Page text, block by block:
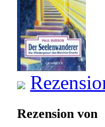
Rezension von